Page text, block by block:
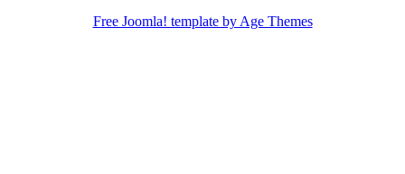
Free Joomla! template by Age Themes